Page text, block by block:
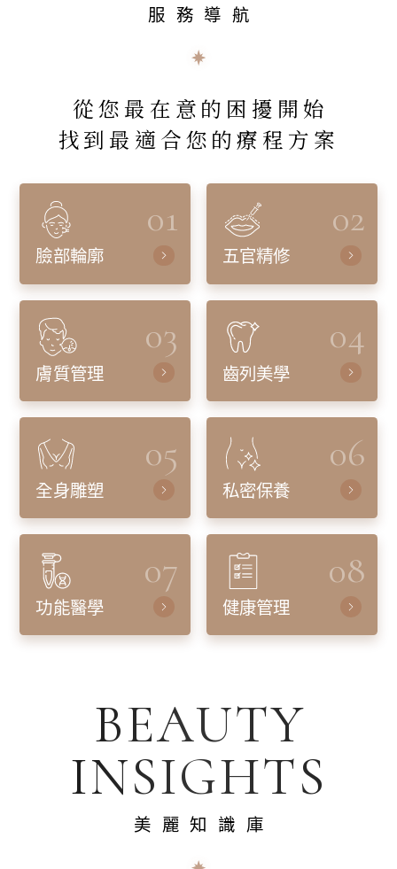
服務導航
從您最在意的困擾開始
找到最適合您的療程方案
01
臉部輪廓
02
五官精修
03
膚質管理
04
齒列美學
05
全身雕塑
06
私密保養
07
功能醫學
08
健康管理
BEAUTY
INSIGHTS
美麗知識庫